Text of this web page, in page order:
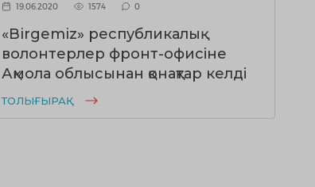
19.06.2020 1574 0
«Birgemiz» республикалық
волонтерлер фронт-офисіне
Ақмола облысынан қонақтар келді
ТОЛЫҒЫРАҚ